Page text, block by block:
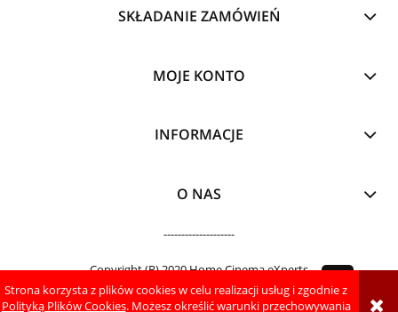
Strona korzysta z plików cookies w celu realizacji usług i zgodnie z
Polityką Plików Cookies. Możesz określić warunki przechowywania
SKŁADANIE ZAMÓWIEŃ
MOJE KONTO
INFORMACJE
O NAS
--------------------
Copyright (R) 2020 Home Cinema eXperts
pokaż pełną wersję strony